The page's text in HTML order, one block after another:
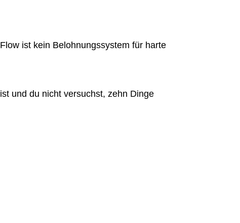
ist kein Belohnungssystem für harte
und du nicht versuchst, zehn Dinge